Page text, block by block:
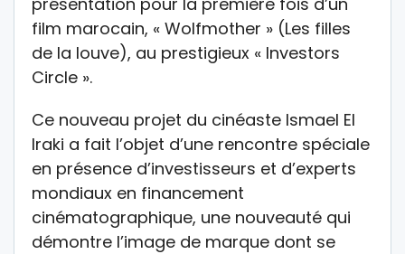
film marocain, « Wolfmother » (Les filles
de la louve), au prestigieux « Investors
Circle ».
Ce nouveau projet du cinéaste Ismael El
Iraki a fait l’objet d’une rencontre spéciale
en présence d’investisseurs et d’experts
mondiaux en financement
cinématographique, une nouveauté qui
démontre l’image de marque dont se